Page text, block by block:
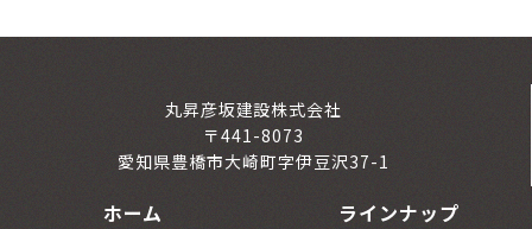
丸昇彦坂建設株式会社
〒441-8073
愛知県豊橋市大崎町字伊豆沢37-1
ホーム ラインナップ